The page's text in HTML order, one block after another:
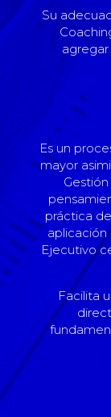
Su
agregar
Es un
mayor
práctica
aplicación
Ejecutivo
Facilita